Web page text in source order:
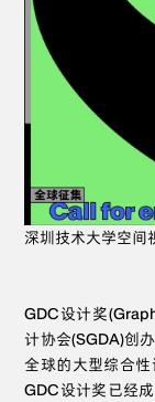
深圳技术大学空间
GDC设计奖
计协会(SGDA)创
全球的大型综合性
GDC设计奖已经